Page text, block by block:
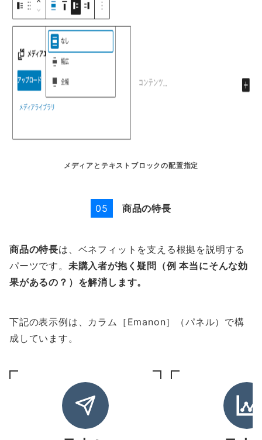
メディアとテキストブロックの配置指定
05 商品の特長
商品の特長は、ベネフィットを支える根拠を説明する
パーツです。 未購入者が抱く疑問（例 本当にそんな効
果があるの？）を解消します。
下記の表示例は、カラム［Emanon］（パネル）で構
成しています。